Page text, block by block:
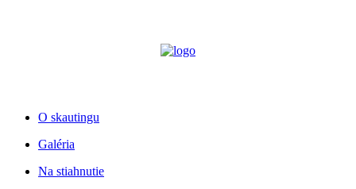
O skautingu
Galéria
Na stiahnutie